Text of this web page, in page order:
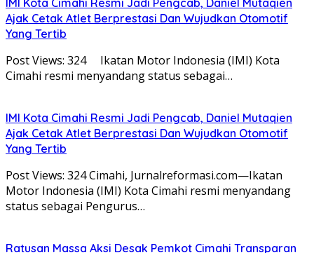
Ajak Cetak Atlet Berprestasi Dan Wujudkan Otomotif
Yang Tertib
Post Views: 324 Ikatan Motor Indonesia (IMI) Kota
Cimahi resmi menyandang status sebagai…
IMI Kota Cimahi Resmi Jadi Pengcab, Daniel Mutaqien
Ajak Cetak Atlet Berprestasi Dan Wujudkan Otomotif
Yang Tertib
Post Views: 324 Cimahi, Jurnalreformasi.com—Ikatan
Motor Indonesia (IMI) Kota Cimahi resmi menyandang
status sebagai Pengurus…
Ratusan Massa Aksi Desak Pemkot Cimahi Transparan